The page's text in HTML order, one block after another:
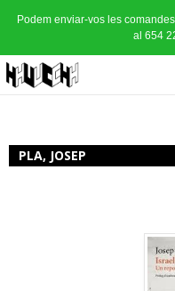
Podem enviar-vos les
al 654
PLA, JOSEP